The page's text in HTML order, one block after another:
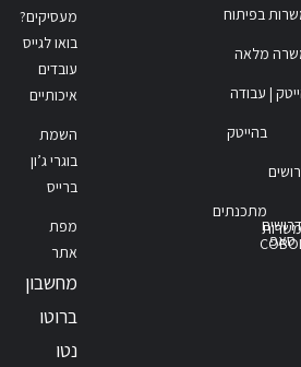
בפיתוח
מלאה
| עבודה
בהייטק
מתכנתים
דרושים
סאפ
משרות
מעסיקים?
בואו לגייס
עובדים
איכותיים
השמת
בוגרי ג’ון
ברייס
מפת
אתר
מחשבון
ברוטו
נטו